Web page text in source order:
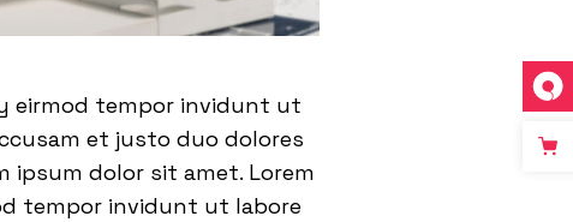
eirmod tempor invidunt ut
et justo duo dolores
ipsum dolor sit amet. Lorem
tempor invidunt ut labore